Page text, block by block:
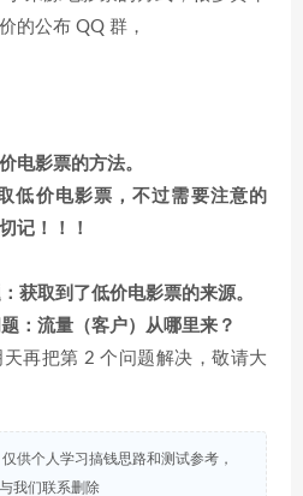
的公布 QQ 群，
电影票的方法。
低价电影票，不过需要注意的
记！！！
获取到了低价电影票的来源。
：流量（客户）从哪里来？
再把第 2 个问题解决，敬请大
供个人学习搞钱思路和测试参考，
我们联系删除